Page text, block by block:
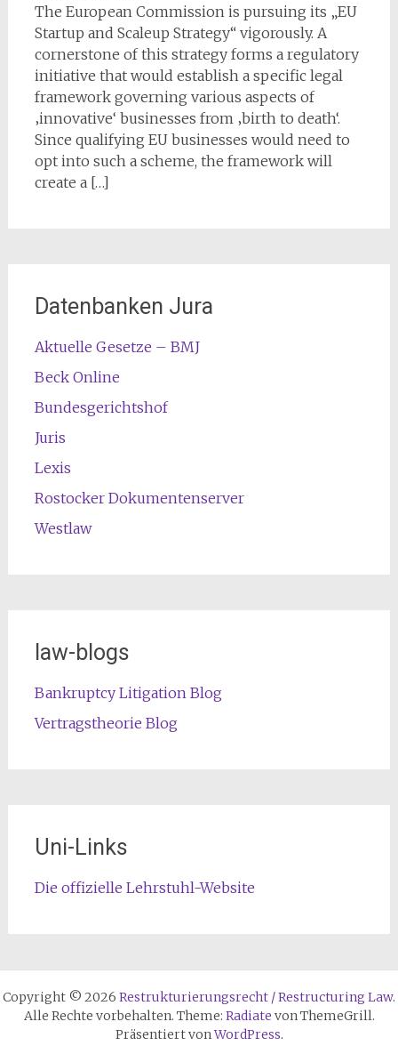
The European Commission is pursuing its „EU
Startup and Scaleup Strategy“ vigorously. A
cornerstone of this strategy forms a regulatory
initiative that would establish a specific legal
framework governing various aspects of
‚innovative‘ businesses from ‚birth to death‘.
Since qualifying EU businesses would need to
opt into such a scheme, the framework will
create a […]
Datenbanken Jura
Aktuelle Gesetze – BMJ
Beck Online
Bundesgerichtshof
Juris
Lexis
Rostocker Dokumentenserver
Westlaw
law-blogs
Bankruptcy Litigation Blog
Vertragstheorie Blog
Uni-Links
Die offizielle Lehrstuhl-Website
Copyright © 2026 Restrukturierungsrecht / Restructuring Law.
Alle Rechte vorbehalten. Theme: Radiate von ThemeGrill.
Präsentiert vonWordPress.